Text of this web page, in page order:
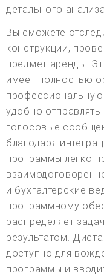
детального
Вы сможете
конструкции,
предмет аренды.
имеет полностью
удобно отправлять
голосовые
благодаря
программы легко
и бухгалтерские
программному
распределяет
результатом.
доступно для
программы и